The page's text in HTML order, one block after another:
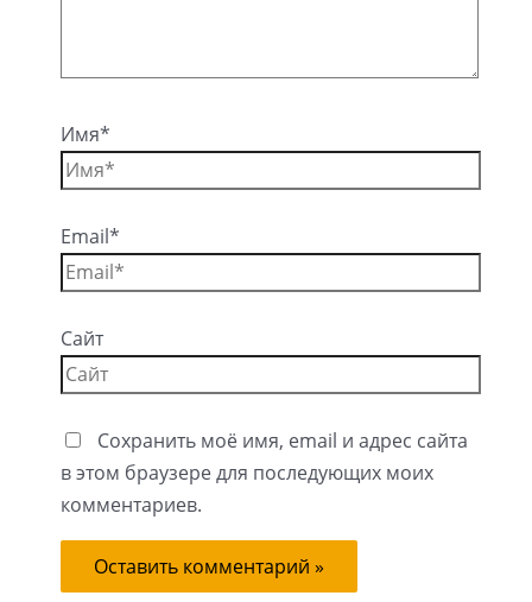
Имя*
Email*
Сайт
Сохранить моё имя, email и адрес сайта
в этом браузере для последующих моих
комментариев.